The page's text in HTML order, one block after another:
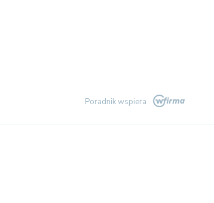
Poradnik wspiera